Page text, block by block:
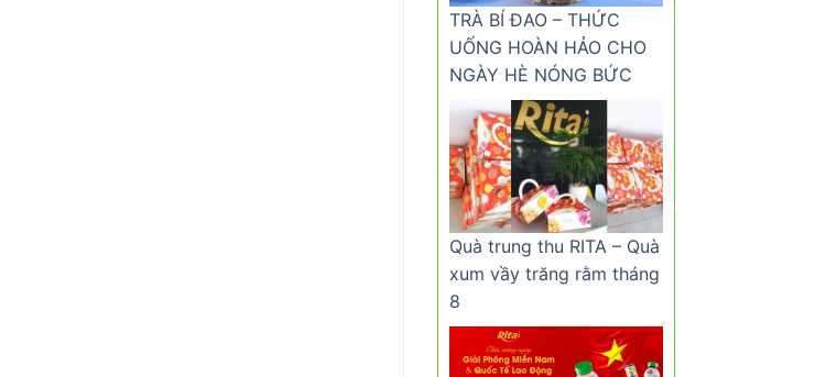
TRÀ BÍ ĐAO – THỨC
UỐNG HOÀN HẢO CHO
NGÀY HÈ NÓNG BỨC
Quà trung thu RITA – Quà
xum vầy trăng rằm tháng
8